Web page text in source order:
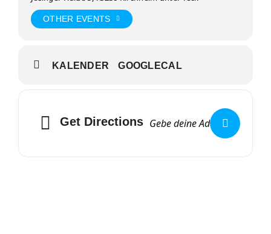
OTHER EVENTS
KALENDER GOOGLECAL
Get Directions